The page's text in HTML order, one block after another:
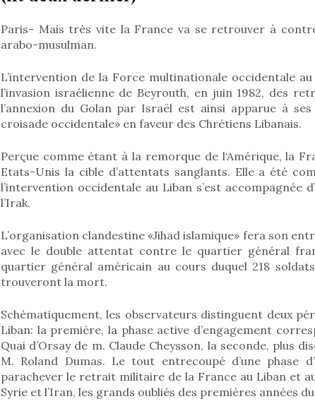
Paris- Mais très vite la France va se retrouver à
arabo-musulman.
L’intervention de la Force multinationale occidentale
l’invasion israélienne de Beyrouth, en juin 1982, des
l’annexion du Golan par Israël est ainsi apparue à
croisade occidentale» en faveur des Chrétiens Libanais.
Perçue comme étant à la remorque de l‘Amérique, la
Etats-Unis la cible d’attentats sanglants. Elle a été
l’intervention occidentale au Liban s’est accompagnée
l’Irak.
L’organisation clandestine «Jihad islamique» fera son
avec le double attentat contre le quartier général
quartier général américain au cours duquel 218
trouveront la mort.
Schématiquement, les observateurs distinguent deux
Liban: la première, la phase active d’engagement
Quai d’Orsay de m. Claude Cheysson, la seconde, plus
M. Roland Dumas. Le tout entrecoupé d’une phase
parachever le retrait militaire de la France au Liban et
Syrie et l’Iran, les grands oubliés des premières années